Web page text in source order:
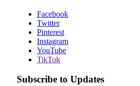
Facebook
Twitter
Pinterest
Instagram
YouTube
TikTok
Subscribe to Updates